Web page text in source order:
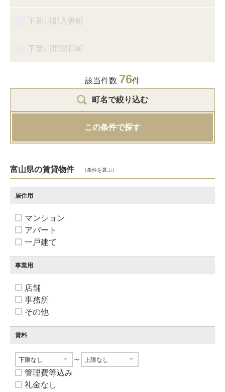
下新川郡入善町
下新川郡朝日町
該当件数 76件
町名で絞り込む
この条件で探す
富山県の賃貸物件 （条件を選ぶ）
居住用
マンション
アパート
一戸建て
事業用
店舗
事務所
その他
賃料
～
管理費等込み
礼金なし